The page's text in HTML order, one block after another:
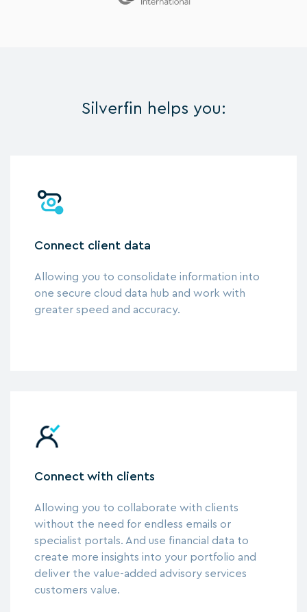
Silverfin helps you:
Connect client data
Allowing you to consolidate information into
one secure cloud data hub and work with
greater speed and accuracy.
Connect with clients
Allowing you to collaborate with clients
without the need for endless emails or
specialist portals. And use financial data to
create more insights into your portfolio and
deliver the value-added advisory services
customers value.